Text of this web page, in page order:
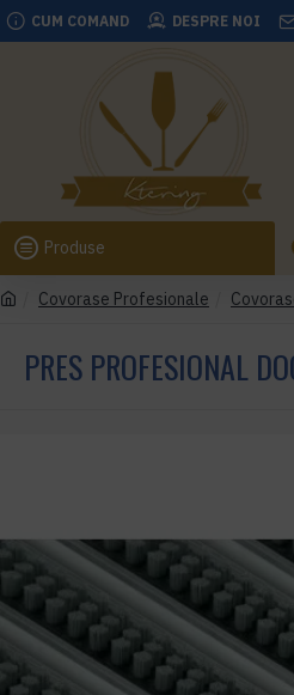
CUM COMAND DESPRE NOI
Produse
Covorase Profesionale
PRES PROFESIONAL